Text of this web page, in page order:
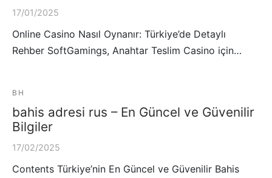
17/01/2025
Online Casino Nasıl Oynanır: Türkiye’de Detaylı
Rehber SoftGamings, Anahtar Teslim Casino için…
BH
bahis adresi rus – En Güncel ve Güvenilir
Bilgiler
17/02/2025
Contents Türkiye’nin En Güncel ve Güvenilir Bahis